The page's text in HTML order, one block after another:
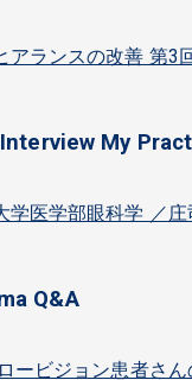
アランスの改善 第
My
学医学部眼科学 ／庄
Q&A
ービジョン患者さ